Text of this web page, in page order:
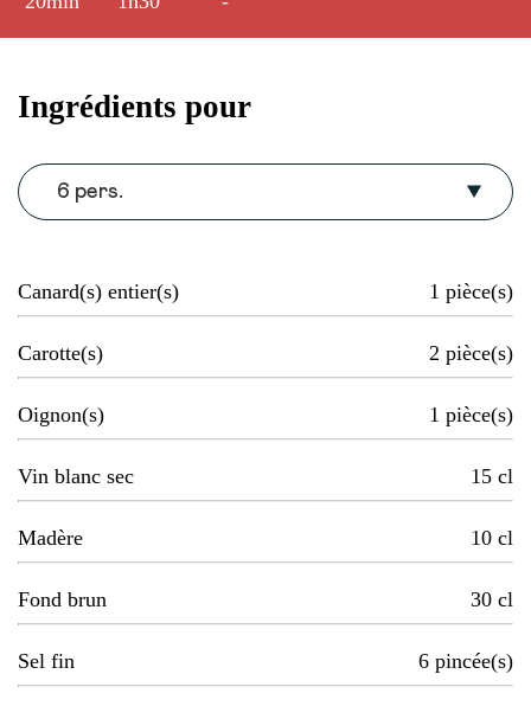
Ingrédients pour
6 pers.
Canard(s) entier(s) 1 pièce(s)
Carotte(s) 2 pièce(s)
Oignon(s) 1 pièce(s)
Vin blanc sec 15 cl
Madère 10 cl
Fond brun 30 cl
Sel fin 6 pincée(s)